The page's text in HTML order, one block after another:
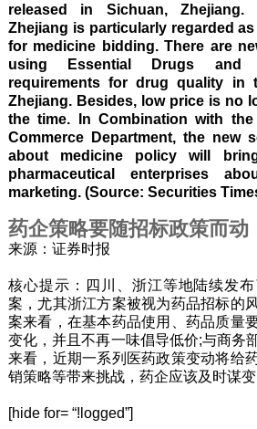
released in Sichuan,
Zhejiang is particularly regarded
for medicine bidding. There are
using Essential Drugs and
requirements for drug quality in
Zhejiang. Besides, low price is no
the time. In Combination with
Commerce Department, the new
about medicine policy will
pharmaceutical enterprises
marketing. (Source: Securities
药企策略要随招标政策而动
来源：证券时报
核心提示：四川、浙江等地陆续发
案，尤其浙江方案被视为药品招标的
案来看，在基本药品使用、药品质量
变化，并且不再一味倡导低价;与商务
来看，近期一系列医药政策变动将给
销策略等带来挑战，药企应该及时谋变
[hide for= “!logged”]